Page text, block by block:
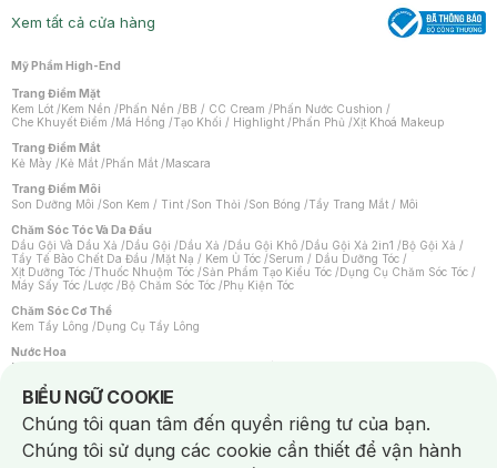
Xem tất cả cửa hàng
Mỹ Phẩm High-End
Trang Điểm Mặt
Kem Lót /Kem Nền /Phấn Nền /BB / CC Cream /Phấn Nước Cushion /
Che Khuyết Điểm /Má Hồng /Tạo Khối / Highlight /Phấn Phủ /Xịt Khoá Makeup
Trang Điểm Mắt
Kẻ Mày /Kẻ Mắt /Phấn Mắt /Mascara
Trang Điểm Môi
Son Dưỡng Môi /Son Kem / Tint /Son Thỏi /Son Bóng /Tẩy Trang Mắt / Môi
Chăm Sóc Tóc Và Da Đầu
Dầu Gội Và Dầu Xả /Dầu Gội /Dầu Xả /Dầu Gội Khô /Dầu Gội Xả 2in1 /Bộ Gội Xả /
Tẩy Tế Bào Chết Da Đầu /Mặt Nạ / Kem Ủ Tóc /Serum / Dầu Dưỡng Tóc /
Xịt Dưỡng Tóc /Thuốc Nhuộm Tóc /Sản Phẩm Tạo Kiểu Tóc /Dụng Cụ Chăm Sóc Tóc /
Máy Sấy Tóc /Lược /Bộ Chăm Sóc Tóc /Phụ Kiện Tóc
Chăm Sóc Cơ Thể
Kem Tẩy Lông /Dụng Cụ Tẩy Lông
Nước Hoa
Nước Hoa Nữ
Chăm Sóc Cá Nhân
Chống Muỗi /Khẩu Trang /Máy Massage/Mặt Nạ Xông Hơi /Nước Rửa Tay/
Sản Phẩm Chăm Sóc Khác /Bàn Chải Đánh Răng /Bàn Chải Điện/
Hỗ Trợ Trắng Răng/Kem Đánh Răng /Máy Tăm Nước/ Nước Súc Miệng/
Tăm / Chỉ Nha Khoa/ Xịt Thơm Miệng / Dung Dịch Vệ Sinh/Dưỡng Vùng Kín/
BIỂU NGỮ COOKIE
Notice about cookies usage
Chúng tôi quan tâm đến quyền riêng tư của bạn.
Chúng tôi sử dụng các cookie cần thiết để vận hành